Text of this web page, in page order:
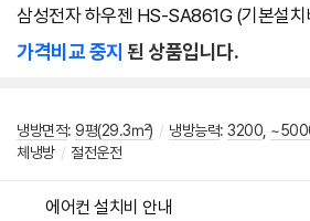
삼성전자 하우젠 HS-SA861G (기본설치
가격비교 중지 된 상품입니다.
냉방면적: 9평(29.3㎡) / 냉방능력: 3200
체냉방 / 절전운전
에어컨 설치비 안내